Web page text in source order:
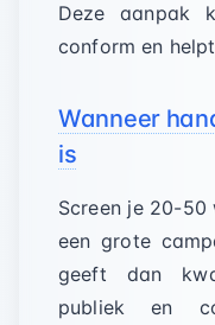
Deze aanpak
conform en
Wanneer
is
Screen je 20-
een grote
geeft dan
publiek en